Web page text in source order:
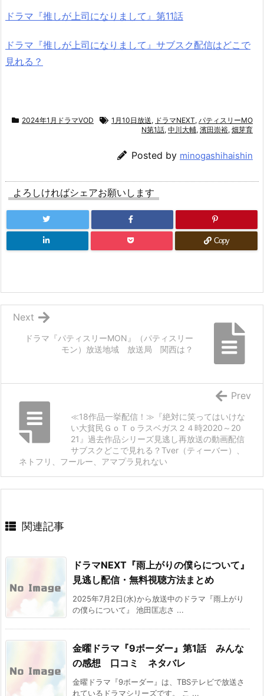
ドラマ『推しが上司になりまして』第11話
ドラマ『推しが上司になりまして』サブスク配信はどこで
見れる？
2024年1月ドラマVOD 1月10日放送, ドラマNEXT, パティスリーMO
N第1話, 中川大輔, 濱田崇裕, 畑芽育
Posted by minogashihaishin
よろしければシェアお願いします
Copy
ドラマ『パティスリーMON』（パティスリー
モン）放送地域 放送局 関西は？
Next
≪18作品一挙配信！≫『絶対に笑ってはいけな
い大貧民ＧｏＴｏラスベガス２４時2020～20
21』過去作品シリーズ見逃し再放送の動画配信
サブスクどこで見れる？Tver（ティーバー）、
ネトフリ、フールー、アマプラ見れない
Prev
関連記事
ドラマNEXT『雨上がりの僕らについて』
見逃し配信・無料視聴方法まとめ
2025年7月2日(水)から放送中のドラマ『雨上がり
の僕らについて』 池田匡志さ ...
金曜ドラマ『9ボーダー』第1話 みんな
の感想 口コミ ネタバレ
金曜ドラマ『9ボーダー』は、TBSテレビで放送さ
れているドラマシリーズです。 こ ...